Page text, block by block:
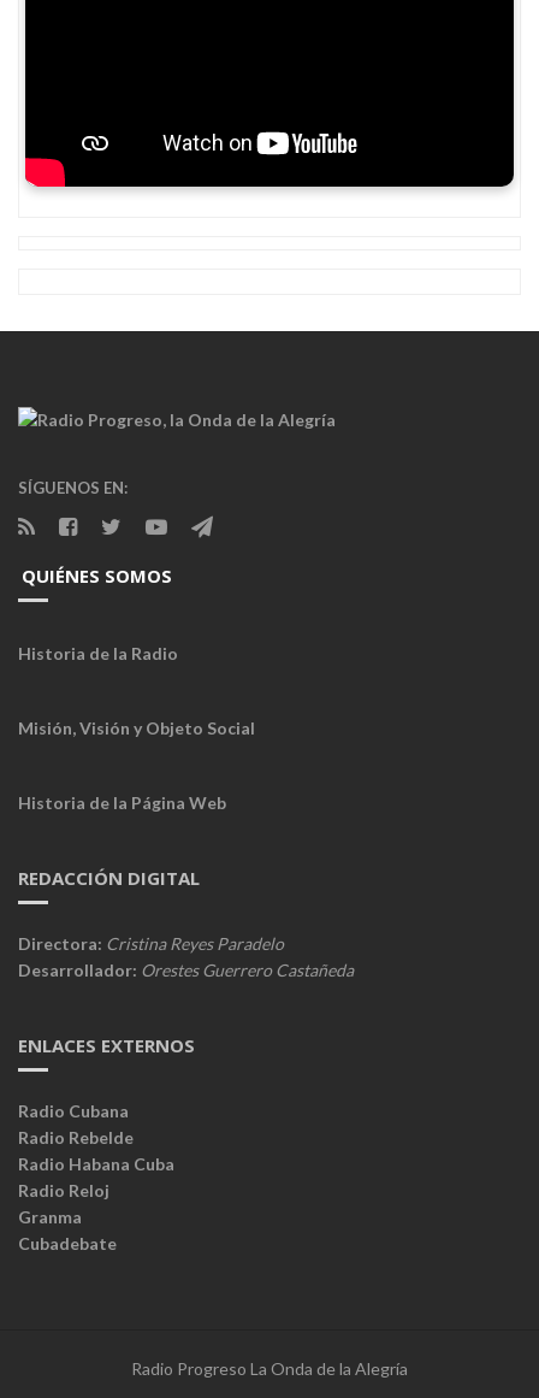
SÍGUENOS EN:
QUIÉNES SOMOS
Historia de la Radio
Misión, Visión y Objeto Social
Historia de la Página Web
REDACCIÓN DIGITAL
Directora: Cristina Reyes Paradelo
Desarrollador: Orestes Guerrero Castañeda
ENLACES EXTERNOS
Radio Cubana
Radio Rebelde
Radio Habana Cuba
Radio Reloj
Granma
Cubadebate
Radio Progreso La Onda de la Alegría